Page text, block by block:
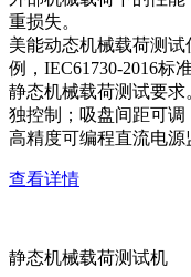
重损失。
美能动态机械载荷测试
例，IEC61730-2016标
静态机械载荷测试要
独控制；吸盘间距可调
高精度可编程直流电源
查看详情
静态机械载荷测试机